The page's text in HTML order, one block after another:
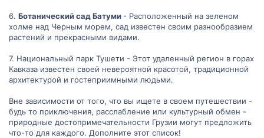
6. Ботанический сад Батуми - Расположенный на зеленом
холме над Черным морем, сад известен своим разнообразием
растений и прекрасными видами.
7. Национальный парк Тушети - Этот удаленный регион в горах
Кавказа известен своей невероятной красотой, традиционной
архитектурой и гостеприимными людьми.
Вне зависимости от того, что вы ищете в своем путешествии -
будь то приключения, расслабление или культурный обмен -
природные достопримечательности Грузии могут предложить
что-то для каждого. Дополните этот список!